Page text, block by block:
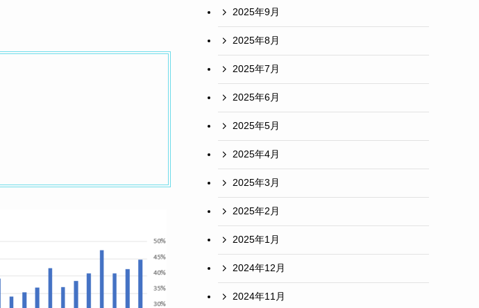
2025年9月
2025年8月
2025年7月
2025年6月
2025年5月
2025年4月
2025年3月
2025年2月
2025年1月
2024年12月
2024年11月